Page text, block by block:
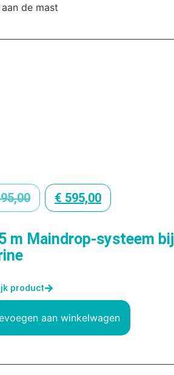
de mast
€ 595,00
m Maindrop-systeem bij
product
aan winkelwagen